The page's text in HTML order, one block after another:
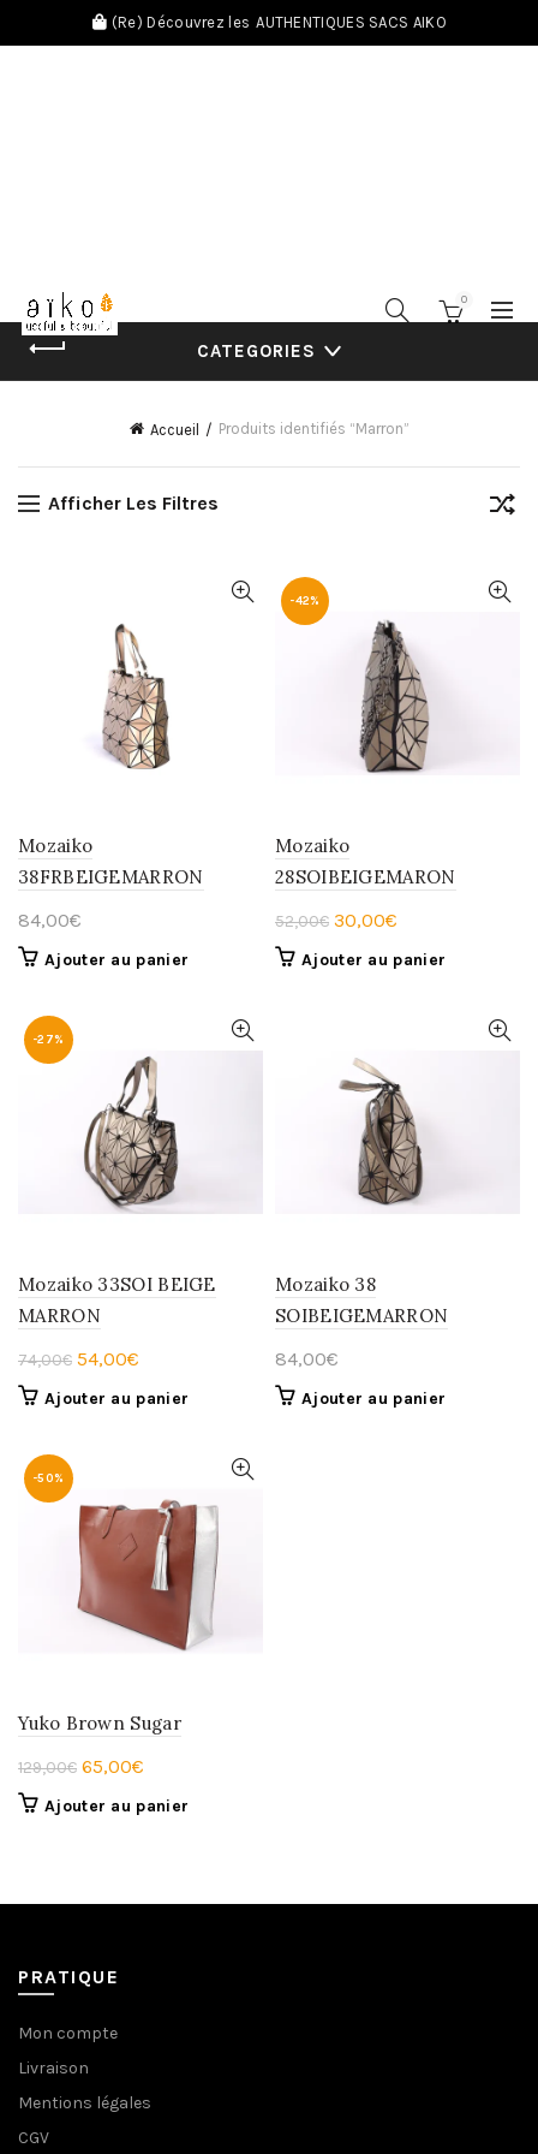
(Re) Découvrez les AUTHENTIQUES SACS AIKO
0
CATEGORIES
Accueil Produits identifiés “Marron”
Afficher Les Filtres
Mozaiko
38FRBEIGEMARRON
84,00€
Ajouter au panier
-42%
Mozaiko
28SOIBEIGEMARON
52,00€ Le
prix
30,00€
prix
Ajouter au panier
-27%
Mozaiko 33SOI BEIGE
MARRON
74,00€ Le
prix
54,00€
prix
Ajouter au panier
Mozaiko 38
SOIBEIGEMARRON
84,00€
Ajouter au panier
-50%
Yuko Brown Sugar
129,00€ Le
prix
65,00€
prix
Ajouter au panier
PRATIQUE
Mon compte
Livraison
Mentions légales
CGV